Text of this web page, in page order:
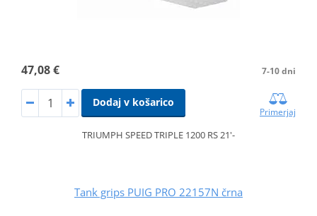
47,08 € 7-10 dni
Dodaj v košarico
Primerjaj
TRIUMPH SPEED TRIPLE 1200 RS 21'-
Tank grips PUIG PRO 22157N črna